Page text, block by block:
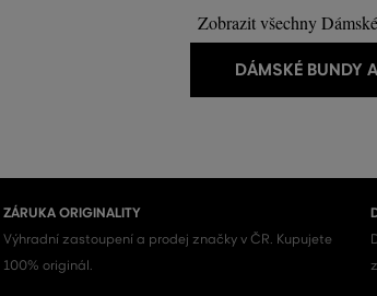
Zobrazit všechny
DÁMSKÉ BUNDY
ZÁRUKA ORIGINALITY
Výhradní zastoupení a prodej značky v ČR. Kupujete
100% originál.